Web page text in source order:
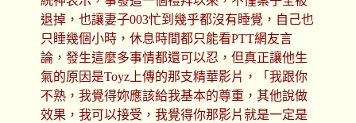
退掉，也讓妻子003忙到幾乎都沒有睡覺，自己也
只睡幾個小時，休息時間都只能看PTT網友言
論，發生這麼多事情都還可以忍，但真正讓他生
氣的原因是Toyz上傳的那支精華影片，「我跟你
不熟，我覺得妳應該給我基本的尊重，其他說做
效果，我可以接受，我覺得你那影片就是一定是